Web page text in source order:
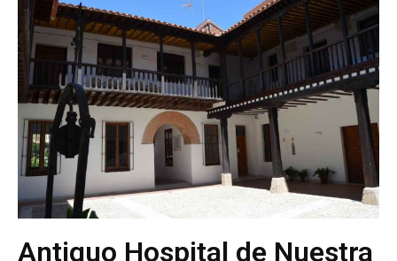
Antiguo Hospital de Nuestra